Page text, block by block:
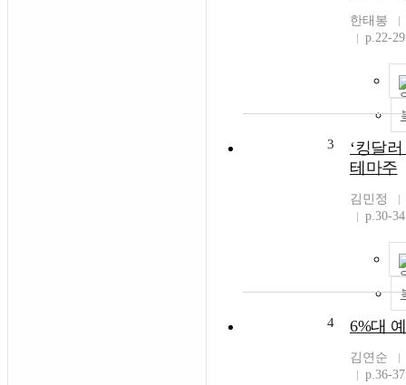
한태봉
p.22-29
3
‘킹달
테마주
김민정
p.30-34
4 6%대
김연순
p.36-37